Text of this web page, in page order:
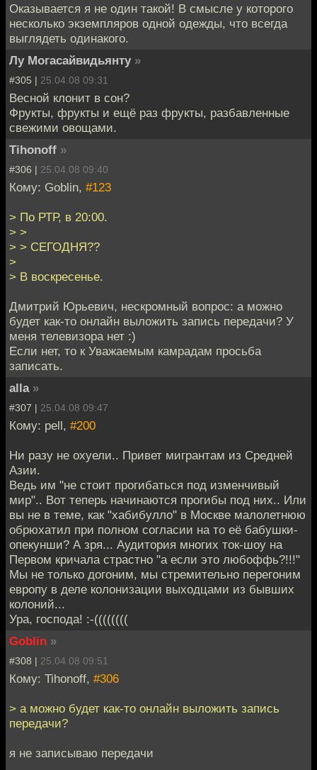
Оказывается я не один такой! В смысле у которого
несколько экземпляров одной одежды, что всегда
выглядеть одинакого.
Лу Могасайвидьянту »
#305 | 25.04.08 09:31
Весной клонит в сон?
Фрукты, фрукты и ещё раз фрукты, разбавленные
свежими овощами.
Tihonoff »
#306 | 25.04.08 09:40
Кому: Goblin, #123
> По РТР, в 20:00.
> >
> > СЕГОДНЯ??
>
> В воскресенье.
Дмитрий Юрьевич, нескромный вопрос: а можно
будет как-то онлайн выложить запись передачи? У
меня телевизора нет :)
Если нет, то к Уважаемым камрадам просьба
записать.
alla »
#307 | 25.04.08 09:47
Кому: pell, #200
Ни разу не охуели.. Привет мигрантам из Средней
Азии.
Ведь им "не стоит прогибаться под изменчивый
мир".. Вот теперь начинаются прогибы под них.. Или
вы не в теме, как "хабибулло" в Москве малолетнюю
обрюхатил при полном согласии на то её бабушки-
опекунши? А зря... Аудитория многих ток-шоу на
Первом кричала страстно "а если это любоффь?!!!"
Мы не только догоним, мы стремительно перегоним
европу в деле колонизации выходцами из бывших
колоний...
Ура, господа! :-((((((((
Goblin »
#308 | 25.04.08 09:51
Кому: Tihonoff, #306
> а можно будет как-то онлайн выложить запись
передачи?
я не записываю передачи